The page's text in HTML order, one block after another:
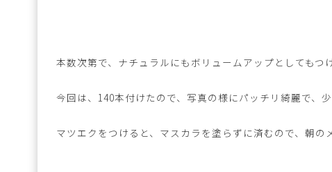
本数次第で、ナチュラルにもボリュームアップとしても
今回は、140本付けたので、写真の様にパッチリ綺麗で、
マツエクをつけると、マスカラを塗らずに済むので、朝